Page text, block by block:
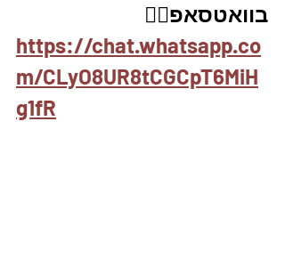
בוואטסאפ👇🏽
https://chat.whatsapp.co
m/CLyO8UR8tCGCpT6MiH
g1fR